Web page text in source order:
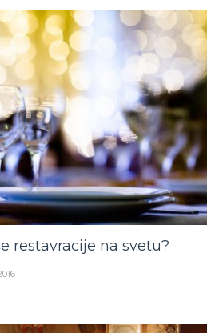
restavracije na svetu?